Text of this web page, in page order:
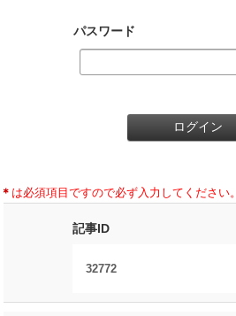
パスワード
＊ は必須項目ですので必ず入力してください。
記事ID
32772